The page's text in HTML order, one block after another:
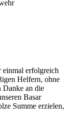
einmal erfolgreich
Helfern, ohne
Danke an die
Basar
Summe erzielen,